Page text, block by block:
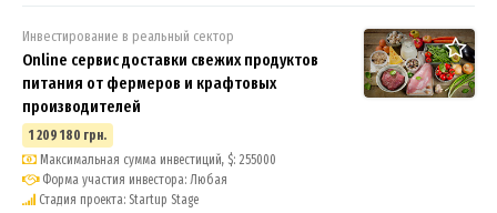
Инвестирование в реальный сектор
Online сервис доставки свежих продуктов
питания от фермеров и крафтовых
производителей
1 209 180 грн.
Максимальная сумма инвестиций, $: 255000
Форма участия инвестора: Любая
Стадия проекта: Startup Stage